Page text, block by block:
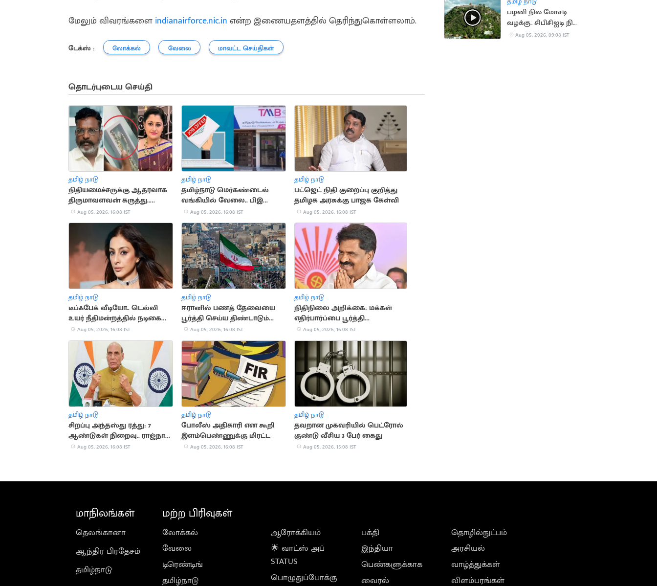
மேலும் விவரங்களைindianairforce.nic.inஎன்ற இணையதளத்தில் தெரிந்துகொள்ளலாம்.
டேக்ஸ் : லோக்கல் வேலை மாவட்ட செய்திகள்
தொடர்புடைய செய்தி
தமிழ் நாடு
நிதியமைச்சருக்கு ஆதரவாக
திருமாவளவன் கருத்து..
பதிலடி கொடுத்த மருத்துவர்
ஷர்மிளா
Aug 05, 2026, 16:08 IST
தமிழ் நாடு
தமிழ்நாடு மெர்கண்டைல்
வங்கியில் வேலை.. பிஇ
முடித்தவர்களுக்கு ஜாக்பாட்
Aug 05, 2026, 16:08 IST
தமிழ் நாடு
பட்ஜெட் நிதி குறைப்பு குறித்து
தமிழக அரசுக்கு பாஜக கேள்வி
Aug 05, 2026, 16:08 IST
தமிழ் நாடு
டீப்ஃபேக் வீடியோ.. டெல்லி
உயர் நீதிமன்றத்தில் நடிகை
தபு வழக்கு
Aug 05, 2026, 16:08 IST
தமிழ் நாடு
ஈரானில் பணத் தேவையை
பூர்த்தி செய்ய திண்டாடும்
மக்கள்
Aug 05, 2026, 16:08 IST
தமிழ் நாடு
நிதிநிலை அறிக்கை: மக்கள்
எதிர்பார்ப்பை பூர்த்தி
செய்யவில்லை - ஈ.ஆர்.
ஈஸ்வரன்
Aug 05, 2026, 16:08 IST
தமிழ் நாடு
சிறப்பு அந்தஸ்து ரத்து: 7
ஆண்டுகள் நிறைவு.. ராஜ்நாத்
சிங் பெருமிதம்
Aug 05, 2026, 16:08 IST
தமிழ் நாடு
போலீஸ் அதிகாரி என கூறி
இளம்பெண்ணுக்கு மிரட்ட
Aug 05, 2026, 16:08 IST
தமிழ் நாடு
தவறான முகவரியில் பெட்ரோல்
குண்டு வீசிய 3 பேர் கைது
Aug 05, 2026, 15:08 IST
பழனி நில மோசடி
வழக்கு.. சிபிசிஐடி நிலை
அறிக்கை தாக்கல்
Aug 05, 2026, 09:08 IST
மாநிலங்கள்
தெலங்கானா
ஆந்திர பிரதேசம்
தமிழ்நாடு
மற்ற பிரிவுகள்
லோக்கல்
வேலை
டிரெண்டிங்
தமிழ்நாடு
ஆரோக்கியம்
🌟 வாட்ஸ் அப்
STATUS
பொழுதுப்போக்கு
பக்தி
இந்தியா
பெண்களுக்காக
வைரல்
தொழில்நுட்பம்
அரசியல்
வாழ்த்துக்கள்
விளம்பரங்கள்